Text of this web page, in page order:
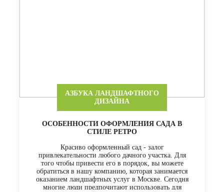
АЗБУКА ЛАНДШАФТНОГО
ДИЗАЙНА
ОСОБЕННОСТИ ОФОРМЛЕНИЯ САДА В
СТИЛЕ РЕТРО
Красиво оформленный сад - залог
привлекательности любого дачного участка. Для
того чтобы привести его в порядок, вы можете
обратиться в нашу компанию, которая занимается
оказанием ландшафтных услуг в Москве. Сегодня
многие люди предпочитают использовать для